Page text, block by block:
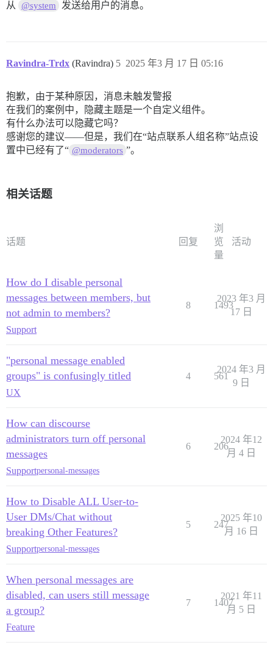
从
@system 发送给用户的消息。
Ravindra-Trdx (Ravindra) 2025 年3 月 17 日 05:16
5
抱歉，由于某种原因，消息未触发警报
在我们的案例中，隐藏主题是一个自定义组件。
有什么办法可以隐藏它吗？
感谢您的建议——但是，我们在“站点联系人组名称”站点设
置中已经有了“ @moderators ”。
相关话题
话题 回复
浏
览
量
活动
How do I disable personal
messages between members, but
not admin to members?
Support
8 1493
2023 年3 月
17 日
"personal message enabled
groups" is confusingly titled
UX
4 561
2024 年3 月
9 日
How can discourse
administrators turn off personal
messages
Supportpersonal-messages
6 206
2024 年12
月 4 日
How to Disable ALL User-to-
User DMs/Chat without
breaking Other Features?
Supportpersonal-messages
5 247
2025 年10
月 16 日
When personal messages are
disabled, can users still message
a group?
Feature
7 1407
2021 年11
月 5 日